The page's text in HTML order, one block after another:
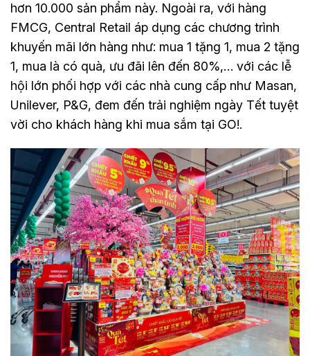
hơn 10.000 sản phẩm này. Ngoài ra, với hàng
FMCG, Central Retail áp dụng các chương trình
khuyến mãi lớn hàng như: mua 1 tặng 1, mua 2 tặng
1, mua là có quà, ưu đãi lên đến 80%,… với các lễ
hội lớn phối hợp với các nhà cung cấp như Masan,
Unilever, P&G, đem đến trải nghiệm ngày Tết tuyệt
vời cho khách hàng khi mua sắm tại GO!.